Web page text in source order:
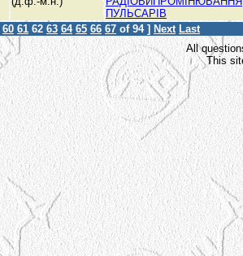
ПУЛЬСАРІВ
60 61 62 63 64 65 66 67 of 94 ] Next Last
All
This